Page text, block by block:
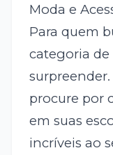
Moda e
Para quem
categoria
surpreender.
procure por
em suas
incríveis ao